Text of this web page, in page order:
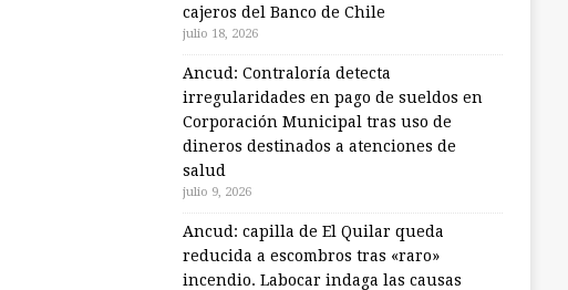
cajeros del Banco de Chile
julio 18, 2026
Ancud: Contraloría detecta
irregularidades en pago de sueldos en
Corporación Municipal tras uso de
dineros destinados a atenciones de
salud
julio 9, 2026
Ancud: capilla de El Quilar queda
reducida a escombros tras «raro»
incendio. Labocar indaga las causas